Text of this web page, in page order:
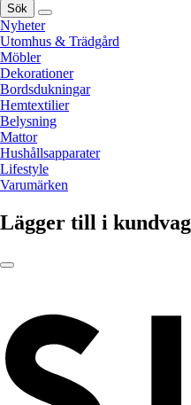
Sök
Nyheter
Utomhus & Trädgård
Möbler
Dekorationer
Bordsdukningar
Hemtextilier
Belysning
Mattor
Hushållsapparater
Lifestyle
Varumärken
Lägger till i